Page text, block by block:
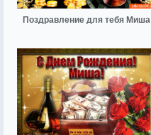
Поздравление для тебя Миша